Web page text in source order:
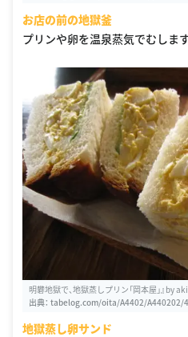
お店の前の地獄釜
プリンや卵を温泉蒸気でむします
明礬地獄で、地獄蒸しプリン「岡本屋」』by
出典： tabelog.com/oita/A4402/
地獄蒸し卵サンド